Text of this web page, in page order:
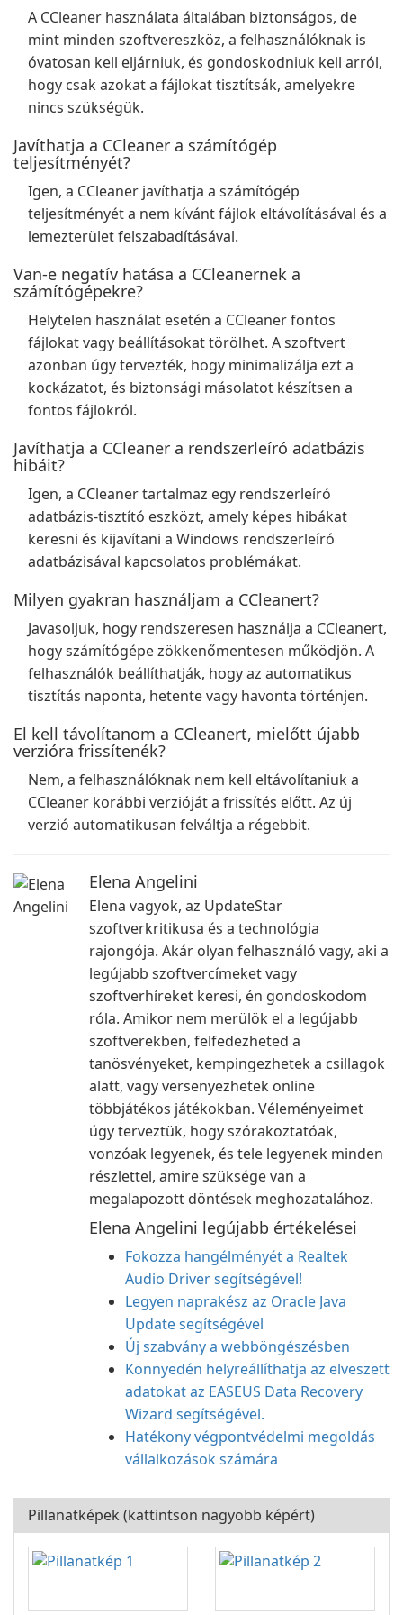
A CCleaner használata általában biztonságos, de
mint minden szoftvereszköz, a felhasználóknak is
óvatosan kell eljárniuk, és gondoskodniuk kell arról,
hogy csak azokat a fájlokat tisztítsák, amelyekre
nincs szükségük.
Javíthatja a CCleaner a számítógép
teljesítményét?
Igen, a CCleaner javíthatja a számítógép
teljesítményét a nem kívánt fájlok eltávolításával és a
lemezterület felszabadításával.
Van-e negatív hatása a CCleanernek a
számítógépekre?
Helytelen használat esetén a CCleaner fontos
fájlokat vagy beállításokat törölhet. A szoftvert
azonban úgy tervezték, hogy minimalizálja ezt a
kockázatot, és biztonsági másolatot készítsen a
fontos fájlokról.
Javíthatja a CCleaner a rendszerleíró adatbázis
hibáit?
Igen, a CCleaner tartalmaz egy rendszerleíró
adatbázis-tisztító eszközt, amely képes hibákat
keresni és kijavítani a Windows rendszerleíró
adatbázisával kapcsolatos problémákat.
Milyen gyakran használjam a CCleanert?
Javasoljuk, hogy rendszeresen használja a CCleanert,
hogy számítógépe zökkenőmentesen működjön. A
felhasználók beállíthatják, hogy az automatikus
tisztítás naponta, hetente vagy havonta történjen.
El kell távolítanom a CCleanert, mielőtt újabb
verzióra frissítenék?
Nem, a felhasználóknak nem kell eltávolítaniuk a
CCleaner korábbi verzióját a frissítés előtt. Az új
verzió automatikusan felváltja a régebbit.
Elena Angelini
Elena vagyok, az UpdateStar
szoftverkritikusa és a technológia
rajongója. Akár olyan felhasználó vagy, aki a
legújabb szoftvercímeket vagy
szoftverhíreket keresi, én gondoskodom
róla. Amikor nem merülök el a legújabb
szoftverekben, felfedezheted a
tanösvényeket, kempingezhetek a csillagok
alatt, vagy versenyezhetek online
többjátékos játékokban. Véleményeimet
úgy terveztük, hogy szórakoztatóak,
vonzóak legyenek, és tele legyenek minden
részlettel, amire szüksége van a
megalapozott döntések meghozatalához.
Elena Angelini legújabb értékelései
Fokozza hangélményét a Realtek
Audio Driver segítségével!
Legyen naprakész az Oracle Java
Update segítségével
Új szabvány a webböngészésben
Könnyedén helyreállíthatja az elveszett
adatokat az EASEUS Data Recovery
Wizard segítségével.
Hatékony végpontvédelmi megoldás
vállalkozások számára
Pillanatképek (kattintson nagyobb képért)